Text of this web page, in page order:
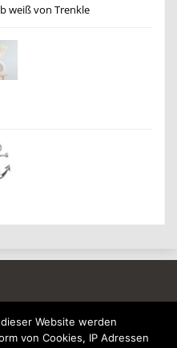
weiß von Trenkle
Website werden
von Cookies, IP Adressen